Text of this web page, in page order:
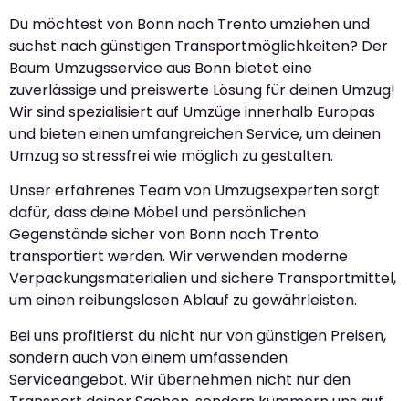
Du möchtest von Bonn nach Trento umziehen und
suchst nach günstigen Transportmöglichkeiten? Der
Baum Umzugsservice aus Bonn bietet eine
zuverlässige und preiswerte Lösung für deinen Umzug!
Wir sind spezialisiert auf Umzüge innerhalb Europas
und bieten einen umfangreichen Service, um deinen
Umzug so stressfrei wie möglich zu gestalten.
Unser erfahrenes Team von Umzugsexperten sorgt
dafür, dass deine Möbel und persönlichen
Gegenstände sicher von Bonn nach Trento
transportiert werden. Wir verwenden moderne
Verpackungsmaterialien und sichere Transportmittel,
um einen reibungslosen Ablauf zu gewährleisten.
Bei uns profitierst du nicht nur von günstigen Preisen,
sondern auch von einem umfassenden
Serviceangebot. Wir übernehmen nicht nur den